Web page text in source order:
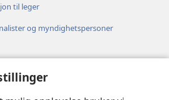
til leger
og myndighetspersoner